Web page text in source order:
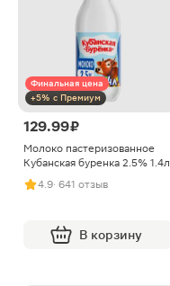
Финальная цена
+5% с Премиум
129.99 ₽
Молоко пастеризованное
Кубанская буренка 2.5% 1.4л
4.9· 641 отзыв
В корзину